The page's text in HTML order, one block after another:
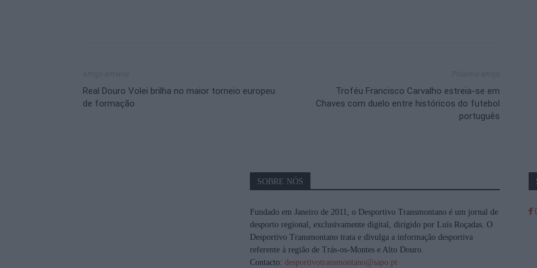
Real Douro Volei brilha no maior torneio europeu
de formação
Troféu Francisco Carvalho estreia-se em
Chaves com duelo entre históricos do futebol
português
SOBRE NÓS
Fundado em Janeiro de 2011, o Desportivo Transmontano é um jornal de
desporto regional, exclusivamente digital, dirigido por Luís Roçadas. O
Desportivo Transmontano trata e divulga a informação desportiva
referente à região de Trás-os-Montes e Alto Douro.
Contacto: desportivotransmontano@sapo.pt